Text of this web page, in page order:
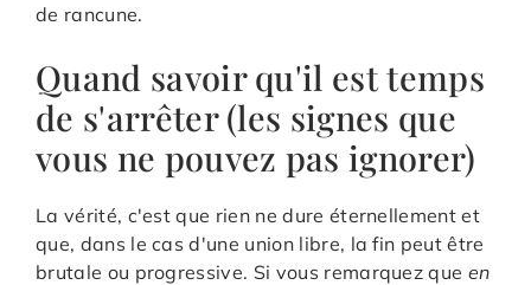
de rancune.
Quand savoir qu'il est temps
de s'arrêter (les signes que
vous ne pouvez pas ignorer)
La vérité, c'est que rien ne dure éternellement et
que, dans le cas d'une union libre, la fin peut être
brutale ou progressive. Si vous remarquez que en